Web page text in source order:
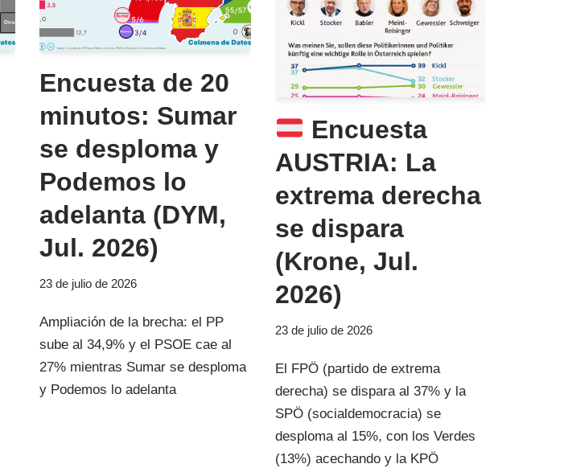
Encuesta de 20
minutos: Sumar
se desploma y
Podemos lo
adelanta (DYM,
Jul. 2026)
23 de julio de 2026
Ampliación de la brecha: el PP
sube al 34,9% y el PSOE cae al
27% mientras Sumar se desploma
y Podemos lo adelanta
Encuesta
AUSTRIA: La
extrema derecha
se dispara
(Krone, Jul.
2026)
23 de julio de 2026
El FPÖ (partido de extrema
derecha) se dispara al 37% y la
SPÖ (socialdemocracia) se
desploma al 15%, con los Verdes
(13%) acechando y la KPÖ